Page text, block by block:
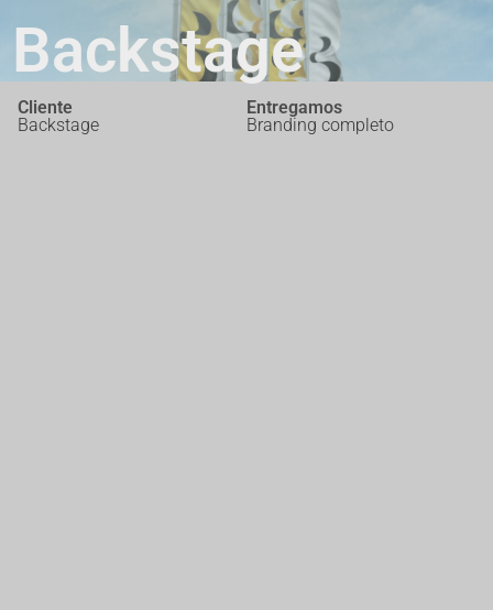
Backstage
Cliente
Backstage
Entregamos
Branding completo